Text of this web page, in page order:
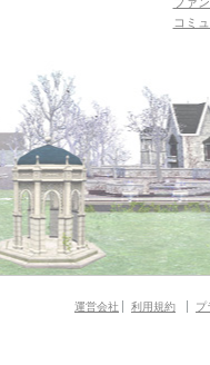
コミ
運営会社 利用規約 プ